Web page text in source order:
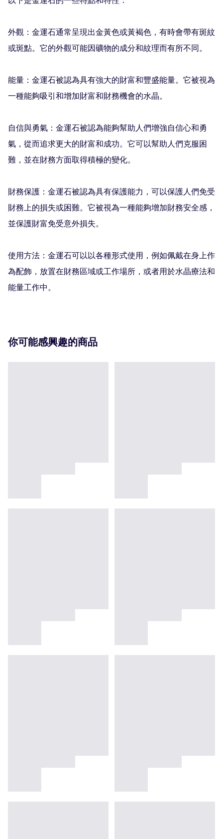
外觀：金運石通常呈現出金黃色或黃褐色，有時會帶有斑紋
或斑點。它的外觀可能因礦物的成分和紋理而有所不同。
能量：金運石被認為具有強大的財富和豐盛能量。它被視為
一種能夠吸引和增加財富和財務機會的水晶。
自信與勇氣：金運石被認為能夠幫助人們增強自信心和勇
氣，從而追求更大的財富和成功。它可以幫助人們克服困
難，並在財務方面取得積極的變化。
財務保護：金運石被認為具有保護能力，可以保護人們免受
財務上的損失或困難。它被視為一種能夠增加財務安全感，
並保護財富免受意外損失。
使用方法：金運石可以以各種形式使用，例如佩戴在身上作
為配飾，放置在財務區域或工作場所，或者用於水晶療法和
能量工作中。
你可能感興趣的商品